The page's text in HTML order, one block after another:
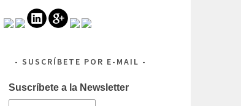
SUSCRÍBETE POR E-MAIL
Suscríbete a la Newsletter